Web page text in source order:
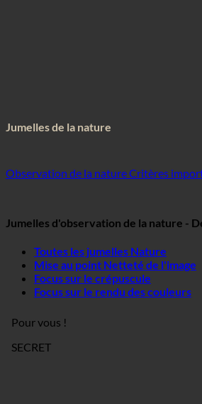
Jumelles de la nature
Observation de la nature Critères
Jumelles d'observation de la nature -
Toutes les jumelles Nature
Mise au point Netteté de l'image
Focus sur le crépuscule
Focus sur le rendu des couleurs
Pour vous !
SECRET